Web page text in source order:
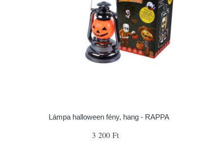
Lámpa halloween fény, hang - RAPPA
3 200 Ft